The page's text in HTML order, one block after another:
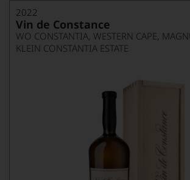
2022
Vin de Constance
WO CONSTANTIA, WESTERN CAPE,
KLEIN CONSTANTIA ESTATE